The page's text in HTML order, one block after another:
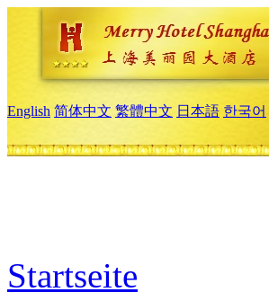
English 简体中文 繁體中文 日本語 한국어
Startseite